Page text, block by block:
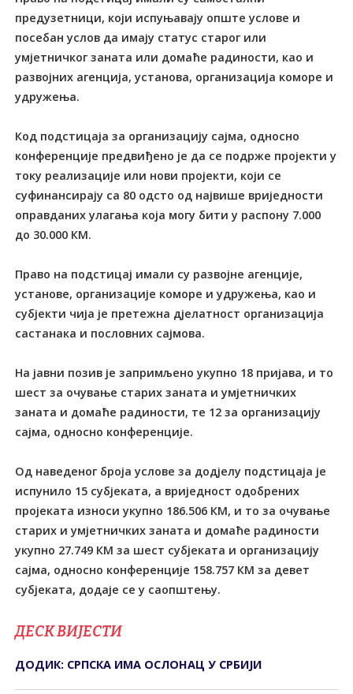
предузетници, који испуњавају опште услове и
посебан услов да имају статус старог или
умјетничког заната или домаће радиности, као и
развојних агенција, установа, организација коморе и
удружења.
Код подстицаја за организацију сајма, односно
конференције предвиђено је да се подрже пројекти у
току реализације или нови пројекти, који се
суфинансирају са 80 одсто од највише вриједности
оправданих улагања која могу бити у распону 7.000
до 30.000 КМ.
Право на подстицај имали су развојне агенције,
установе, организације коморе и удружења, као и
субјекти чија је претежна дјелатност организација
састанака и пословних сајмова.
На јавни позив је запримљено укупно 18 пријава, и то
шест за очување старих заната и умјетничких
заната и домаће радиности, те 12 за организацију
сајма, односно конференције.
Од наведеног броја услове за додјелу подстицаја је
испунило 15 субјеката, а вриједност одобрених
пројеката износи укупно 186.506 КМ, и то за очување
старих и умјетничких заната и домаће радиности
укупно 27.749 КМ за шест субјеката и организацију
сајма, односно конференције 158.757 КМ за девет
субјеката, додаје се у саопштењу.
ДЕСК ВИЈЕСТИ
ДОДИК: СРПСКА ИМА ОСЛОНАЦ У СРБИЈИ